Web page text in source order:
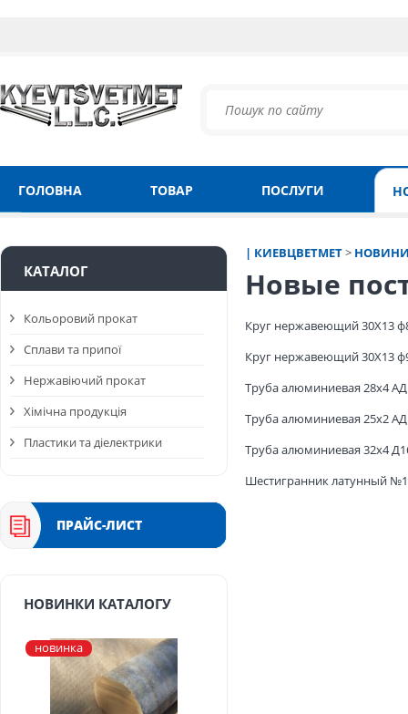
ГОЛОВНА ТОВАР ПОСЛУГИ
| КИЕВЦВЕТМЕТ>
Новые
Круг нержавеющий 30Х13
Круг нержавеющий 30Х13
Труба алюминиевая 28х4
Труба алюминиевая 25х2
Труба алюминиевая 32х4
Шестигранник латунный
КАТАЛОГ
Кольоровий прокат
Сплави та припої
Нержавіючий прокат
Хімічна продукція
Пластики та діелектрики
ПРАЙС-ЛИСТ
НОВИНКИ КАТАЛОГУ
новинка